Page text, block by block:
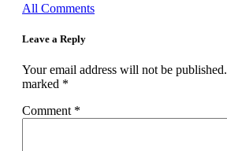
All Comments
Leave a Reply
Your email address will not be published.
marked *
Comment *